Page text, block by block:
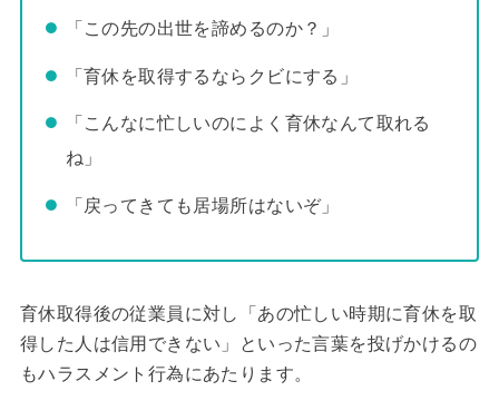
「この先の出世を諦めるのか？」
「育休を取得するならクビにする」
「こんなに忙しいのによく育休なんて取れる
ね」
「戻ってきても居場所はないぞ」
育休取得後の従業員に対し「あの忙しい時期に育休を取
得した人は信用できない」といった言葉を投げかけるの
もハラスメント行為にあたります。